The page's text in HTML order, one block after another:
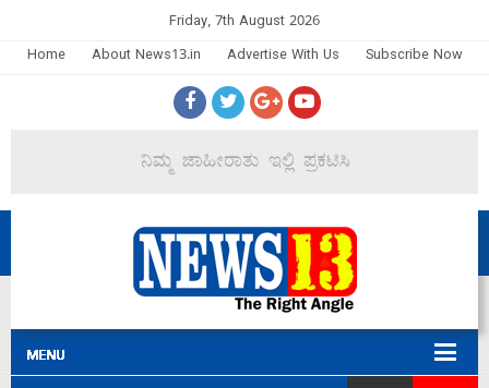
Friday, 7th August 2026
Home
About News13.in Advertise With Us Subscribe Now